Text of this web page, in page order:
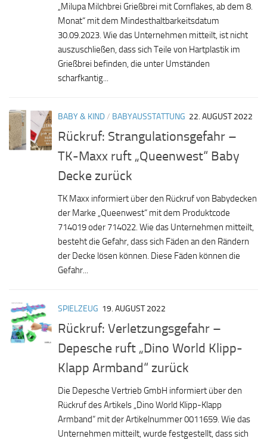
„Milupa Milchbrei Grießbrei mit Cornflakes, ab dem 8.
Monat“ mit dem Mindesthaltbarkeitsdatum
30.09.2023. Wie das Unternehmen mitteilt, ist nicht
auszuschließen, dass sich Teile von Hartplastik im
Grießbrei befinden, die unter Umständen
scharfkantig...
BABY & KIND/ BABYAUSSTATTUNG 22. AUGUST 2022
Rückruf: Strangulationsgefahr –
TK-Maxx ruft „Queenwest“ Baby
Decke zurück
TK Maxx informiert über den Rückruf von Babydecken
der Marke „Queenwest“ mit dem Produktcode
714019 oder 714022. Wie das Unternehmen mitteilt,
besteht die Gefahr, dass sich Fäden an den Rändern
der Decke lösen können. Diese Fäden können die
Gefahr...
SPIELZEUG 19. AUGUST 2022
Rückruf: Verletzungsgefahr –
Depesche ruft „Dino World Klipp-
Klapp Armband“ zurück
Die Depesche Vertrieb GmbH informiert über den
Rückruf des Artikels „Dino World Klipp-Klapp
Armband“ mit der Artikelnummer 0011659. Wie das
Unternehmen mitteilt, wurde festgestellt, dass sich